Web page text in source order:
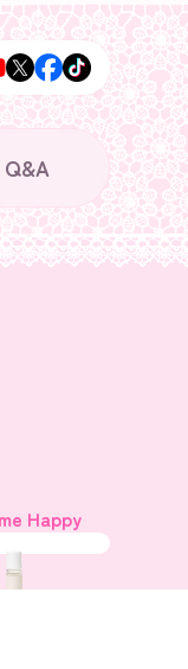
Q&A
Happy